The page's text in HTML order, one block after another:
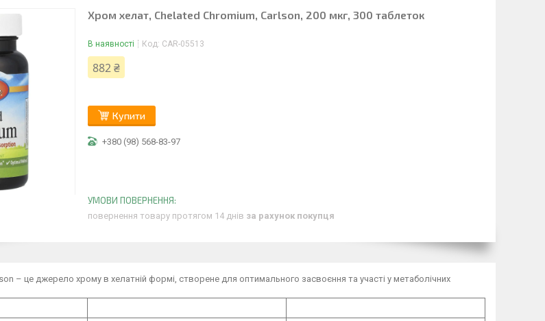
Хром хелат, Chelated Chromium, Carlson, 200 мкг, 300 таблеток
В наявності Код: CAR-05513
882 ₴
Купити
+380 (98) 568-83-97
повернення товару протягом 14 днів за рахунок покупця
– це джерело хрому в хелатній формі, створене для оптимального засвоєння та участі у метаболічних